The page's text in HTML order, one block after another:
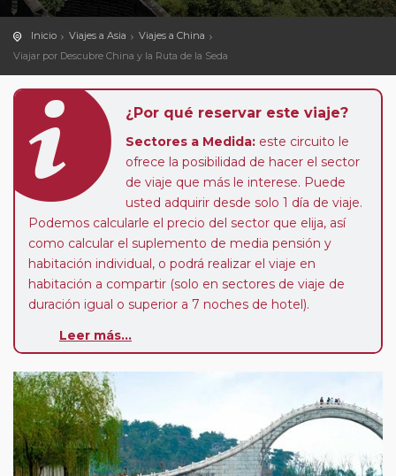
Inicio Viajes a Asia
Viajes a China
Viajar por Descubre China y la Ruta de la Seda
¿Por qué reservar este viaje?
Sectores a Medida: este circuito le
ofrece la posibilidad de hacer el sector
de viaje que más le interese. Puede
usted adquirir desde solo 1 día de viaje.
Podemos calcularle el precio del sector que elija, así
como calcular el suplemento de media pensión y
habitación individual, o podrá realizar el viaje en
habitación a compartir (solo en sectores de viaje de
duración igual o superior a 7 noches de hotel).
Pasajero Club:este circuito, en cualquier época del
nosotros en los últimos 3 años y que pertenezcan a
nuestro Club de Pasajeros (cuya obtención se realiza
tras rellenar el cuestionario de satisfacción en "Mi viaje")
o los que estén en luna de miel contarán con un
descuento del 5%.
Leer más...